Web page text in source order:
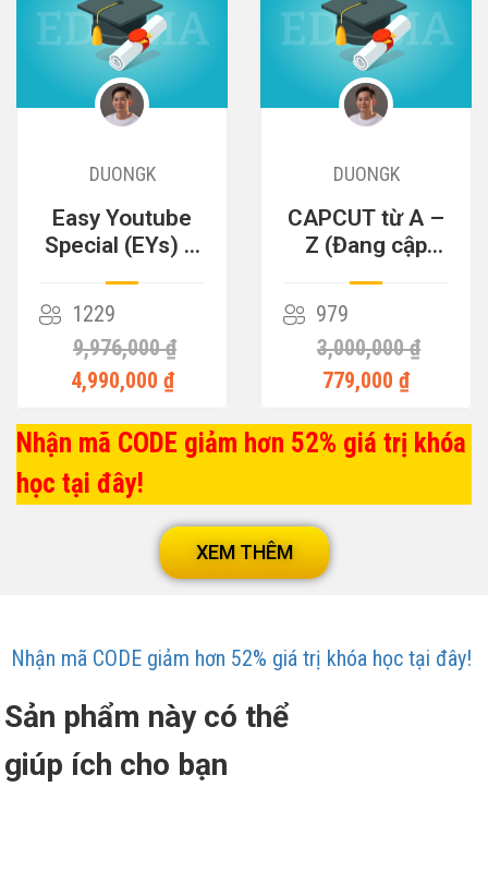
DUONGK
Easy Youtube
Special (EYs) –
Tiền
1229
9,976,000 ₫
4,990,000 ₫
DUONGK
CAPCUT từ A –
Z (Đang cập
979
3,000,000 ₫
779,000 ₫
Nhận mã CODE giảm hơn 52% giá trị khóa
học tại đây!
XEM THÊM
Nhận mã CODE giảm hơn 52% giá trị khóa học tại đây!
Sản phẩm này có thể
giúp ích cho bạn